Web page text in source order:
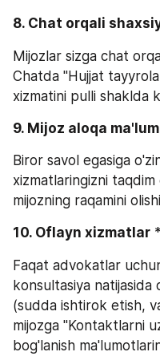
8. Chat orqali
Mijozlar sizga chat
Chatda "Hujjat
xizmatini pulli shaklda
9. Mijoz aloqa
Biror savol egasiga
xizmatlaringizni
mijozning raqamini
10. Oflayn xizmatlar *
Faqat advokatlar
konsultasiya
(sudda ishtirok etish,
mijozga "Kontaktlarni
bog'lanish